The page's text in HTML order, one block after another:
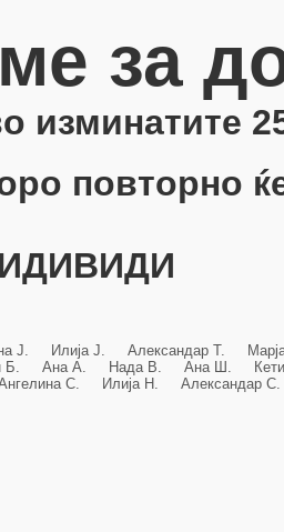
за
изминатите
повторно
Ј. Илија Ј. Александар Т.
Б. Ана А. Нада В. Ана Ш.
С. Илија Н. Александар